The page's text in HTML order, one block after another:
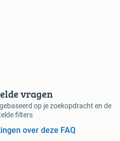
vragen
op je zoekopdracht en de
filters
over deze FAQ